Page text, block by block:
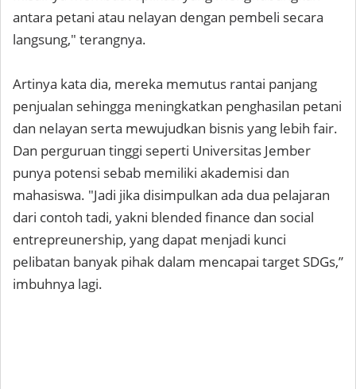
antara petani atau nelayan dengan pembeli secara
langsung," terangnya.
Artinya kata dia, mereka memutus rantai panjang
penjualan sehingga meningkatkan penghasilan petani
dan nelayan serta mewujudkan bisnis yang lebih fair.
Dan perguruan tinggi seperti Universitas Jember
punya potensi sebab memiliki akademisi dan
mahasiswa. "Jadi jika disimpulkan ada dua pelajaran
dari contoh tadi, yakni blended finance dan social
entrepreunership, yang dapat menjadi kunci
pelibatan banyak pihak dalam mencapai target SDGs,”
imbuhnya lagi.